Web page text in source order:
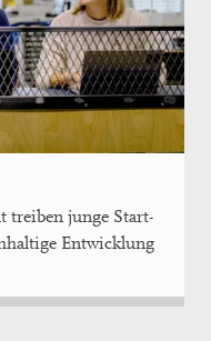
junge Start-
Entwicklung